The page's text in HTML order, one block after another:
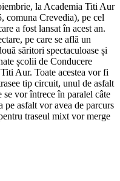
la Academia Titi Aur
comuna Crevedia), pe cel
a fost lansat în acest an.
pe care se află un
săritori spectaculoase și
școlii de Conducere
Aur. Toate acestea vor fi
tip circuit, unul de asfalt
vor întrece în paralel câte
asfalt vor avea de parcurs
traseul mixt vor merge